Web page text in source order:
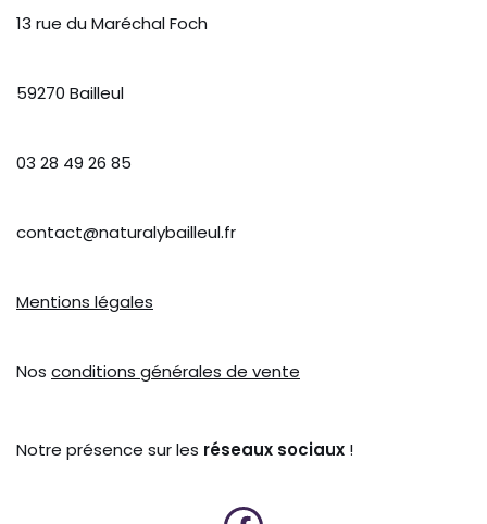
13 rue du Maréchal Foch
59270 Bailleul
03 28 49 26 85
contact@naturalybailleul.fr
Mentions légales
Nos conditions générales de vente
Notre présence sur les réseaux sociaux !